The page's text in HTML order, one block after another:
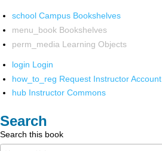
school Campus Bookshelves
menu_book Bookshelves
perm_media Learning Objects
login Login
how_to_reg Request Instructor Account
hub Instructor Commons
Search
Search this book